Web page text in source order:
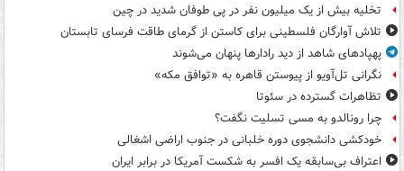
تخلیه بیش از یک میلیون نفر در پی طوفان شدید در چین
تلاش آوارگان فلسطینی برای کاستن از گرمای طاقت فرسای تابستان
پهپادهای شاهد از دید رادارها پنهان می‌شوند
نگرانی تل‌آویو از پیوستن قاهره به «توافق مکه»
تظاهرات گسترده در سئوتا
چرا رونالدو به مسی تسلیت نگفت؟
خودکشی دانشجوی دوره خلبانی در جنوب اراضی اشغالی
اعتراف بی‌سابقه یک افسر به شکست آمریکا در برابر ایران